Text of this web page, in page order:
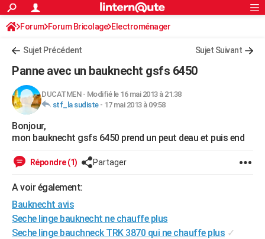
ACTUALITÉS
Politique
Société
Faits Divers
Education
Monde
Villes
+
FINANCE
Retraite
Impôts
Epargne
Immobilier
Risques naturels par ville
Banque
Assurance
Crédit
AUTO
Essais
Réserver un essai
Citadines
Berlines
SUV
Forum auto
+HIGH-TECH
Mobiles
Meilleur smartphone
Internet
Ordinateurs
Jeux vidéo
Guide high-tech
BRICOLAGE
WEEK-END
Guides de France
Escapades
Patrimoine
Expositions
Musées
Week-end nature
+LIFESTYLE
Art de vivre
Bien-être
Loisirs
ModeModes de vie
SANTE
S'inscrire
Connexion
Forum Forum Bricolage Electroménager
Sujet Précédent Sujet Suivant
Panne avec un bauknecht gsfs 6450
DUCATMEN- Modifié le 16 mai 2013 à 21:38
stf_la sudiste- 17 mai 2013 à 09:58
Bonjour,
mon bauknecht gsfs 6450 prend un peut deau et puis end
Répondre (1) Partager
A voir également:
Bauknecht avis
Seche linge bauknecht ne chauffe plus
Seche linge bauchneck TRK 3870 qui ne chauffe plus ✓